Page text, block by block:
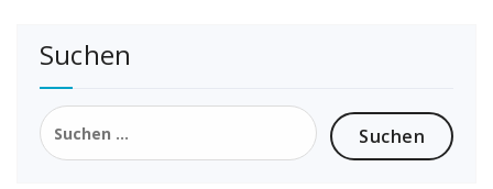
Suchen
Suchen
nach: